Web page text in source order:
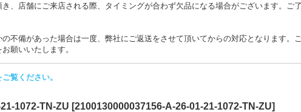
、店舗にご来店される際、タイミングが合わず欠品になる場合がございます。ご
不備があった場合は一度、弊社にご返送をさせて頂いてからの対応となります。
願いいたします。
覧ください。
1072-TN-ZU [2100130000037156-A-26-01-21-1072-TN-ZU]